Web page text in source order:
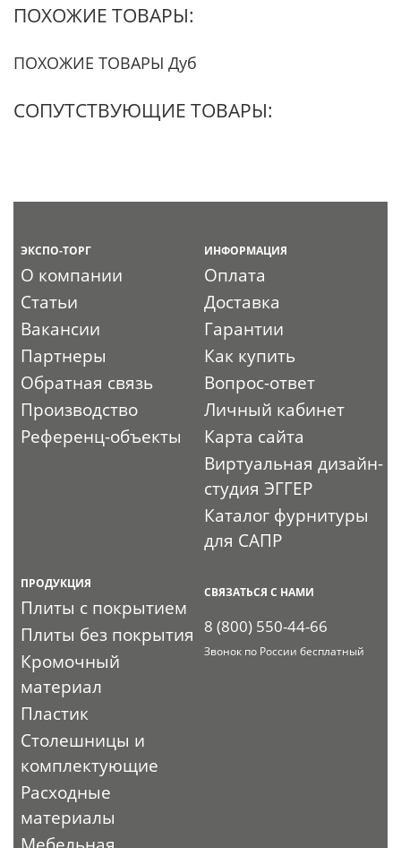
ПОХОЖИЕ ТОВАРЫ:
ПОХОЖИЕ ТОВАРЫ Дуб
СОПУТСТВУЮЩИЕ ТОВАРЫ:
ЭКСПО-ТОРГ
О компании
Статьи
Вакансии
Партнеры
Обратная связь
Производство
Референц-объекты
ИНФОРМАЦИЯ
Оплата
Доставка
Гарантии
Как купить
Вопрос-ответ
Личный кабинет
Карта сайта
Виртуальная дизайн-
студия ЭГГЕР
Каталог фурнитуры
для САПР
ПРОДУКЦИЯ
Плиты с покрытием
Плиты без покрытия
Кромочный
материал
Пластик
Столешницы и
комплектующие
Расходные
материалы
СВЯЗАТЬСЯ С НАМИ
8 (800) 550-44-66
Звонок по России бесплатный